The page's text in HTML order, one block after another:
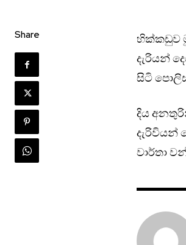
Share
හික්කඩුව
දැරියන්
සිටි
දිය
දැරිවියන්
වාර්තා